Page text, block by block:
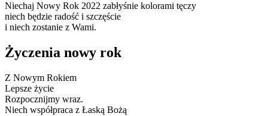
Niechaj Nowy Rok 2022 zabłyśnie kolorami tęczy
niech będzie radość i szczęście
i niech zostanie z Wami.
Życzenia nowy rok
Z Nowym Rokiem
Lepsze życie
Rozpocznijmy wraz.
Niech współpraca z Łaską Bożą